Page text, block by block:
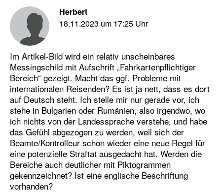
Herbert
18.11.2023 um 17:25 Uhr
Im Artikel-Bild wird ein relativ unscheinbares
Messingschild mit Aufschrift „Fahrkartenpflichtiger
Bereich“ gezeigt. Macht das ggf. Probleme mit
internationalen Reisenden? Es ist ja nett, dass es dort
auf Deutsch steht. Ich stelle mir nur gerade vor, ich
stehe in Bulgarien oder Rumänien, also irgendwo, wo
ich nichts von der Landessprache verstehe, und habe
das Gefühl abgezogen zu werden, weil sich der
Beamte/Kontrolleur schon wieder eine neue Regel für
eine potenzielle Straftat ausgedacht hat. Werden die
Bereiche auch deutlicher mit Piktogrammen
gekennzeichnet? Ist eine englische Beschriftung
vorhanden?